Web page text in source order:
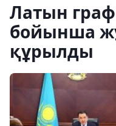
Латын
бойынша
құрылды